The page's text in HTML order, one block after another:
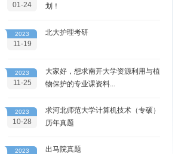
01-24
划！
2023
11-19
北大护理考研
2023
11-25
大家好，想求南开大学资源利用与植
物保护的专业课资料...
2023
10-28
求河北师范大学计算机技术（专硕）
历年真题
2023 出马院真题